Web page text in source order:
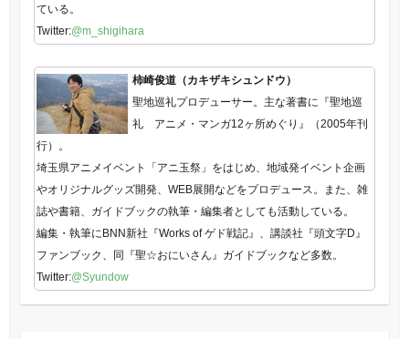
ている。
Twitter:@m_shigihara
柿崎俊道（カキザキシュンドウ）
聖地巡礼プロデューサー。主な著書に『聖地巡
礼 アニメ・マンガ12ヶ所めぐり』（2005年刊
行）。
埼玉県アニメイベント「アニ玉祭」をはじめ、地域発イベント企画
やオリジナルグッズ開発、WEB展開などをプロデュース。また、雑
誌や書籍、ガイドブックの執筆・編集者としても活動している。
編集・執筆にBNN新社『Works of ゲド戦記』、講談社『頭文字D』
ファンブック、同『聖☆おにいさん』ガイドブックなど多数。
Twitter:@Syundow